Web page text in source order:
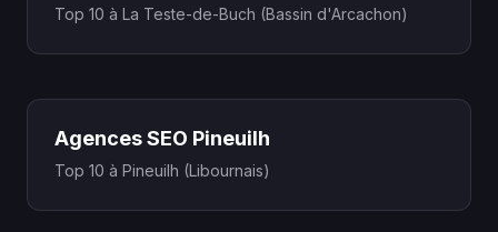
Top 10 à La Teste-de-Buch (Bassin d'Arcachon)
Agences SEO Pineuilh
Top 10 à Pineuilh (Libournais)